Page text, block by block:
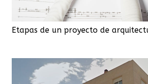
Etapas de un proyecto de